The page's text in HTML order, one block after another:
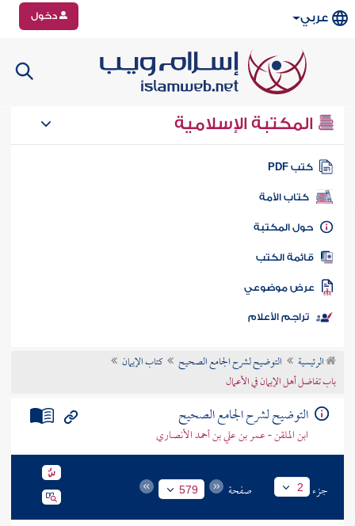
عربي دخول
المكتبة الإسلامية
كتب PDF
كتاب الأمة
المكتبة
الكتب
موضوعي
تراجم الأعلام
الرئيسية التوضيح لشرح الجامع الصحيح
كتاب الإيمان
باب تفاضل أهل الإيمان في الأعمال
التوضيح لشرح الجامع الصحيح
ابن الملقن - عمر بن علي بن أحمد الأنصاري
جزء 2 صفحة 579